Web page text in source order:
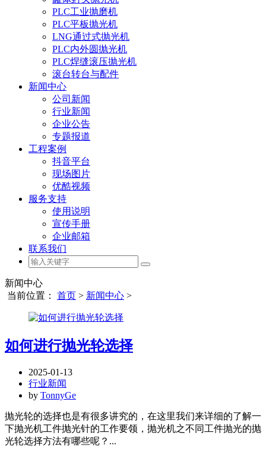
PLC工业抛磨机
PLC平板抛光机
LNG通过式抛光机
PLC内外圆抛光机
PLC焊缝滚压抛光机
滚台转台与配件
新闻中心
公司新闻
行业新闻
企业公告
专题报道
工程案例
抖音平台
现场图片
优酷视频
服务支持
使用说明
宣传手册
企业邮箱
联系我们
新闻中心
当前位置： 首页 > 新闻中心 >
如何进行抛光轮选择
2025-01-13
行业新闻
by TonnyGe
抛光轮的选择也是有很多讲究的，在这里我们来详细的了解一
下抛光机工件抛光针的工作要领，抛光机之不同工件抛光的抛
光轮选择方法有哪些呢？...